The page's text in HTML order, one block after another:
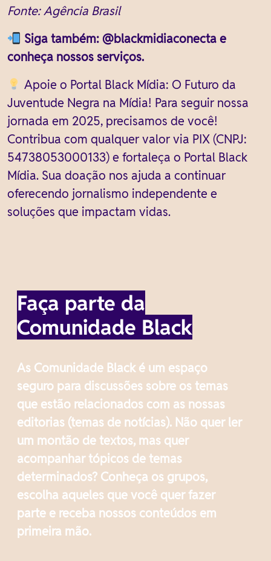
Fonte: Agência Brasil
Siga também: @blackmidiaconecta e
conheça nossos serviços.
Apoie o Portal Black Mídia: O Futuro da
Juventude Negra na Mídia! Para seguir nossa
jornada em 2025, precisamos de você!
Contribua com qualquer valor via PIX (CNPJ:
54738053000133) e fortaleça o Portal Black
Mídia. Sua doação nos ajuda a continuar
oferecendo jornalismo independente e
soluções que impactam vidas.
Faça parte da
Comunidade Black
As Comunidade Black é um espaço
seguro para discussões sobre os temas
que estão relacionados com as nossas
editorias (temas de notícias). Não quer ler
um montão de textos, mas quer
acompanhar tópicos de temas
determinados? Conheça os grupos,
escolha aqueles que você quer fazer
parte e receba nossos conteúdos em
primeira mão.